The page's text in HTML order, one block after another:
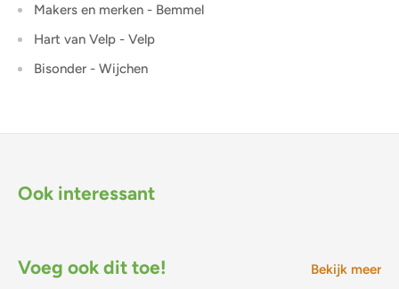
Makers en merken - Bemmel
Hart van Velp - Velp
Bisonder - Wijchen
Ook interessant
Voeg ook dit toe! Bekijk meer